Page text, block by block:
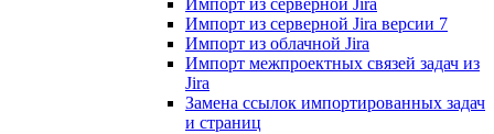
Импорт из серверной Jira
Импорт из серверной Jira версии 7
Импорт из облачной Jira
Импорт межпроектных связей задач из
Jira
Замена ссылок импортированных задач
и страниц